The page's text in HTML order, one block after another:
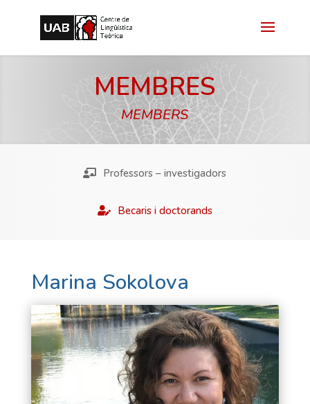
MEMBRES
MEMBERS
Professors – investigadors
Becaris i doctorands
Marina Sokolova